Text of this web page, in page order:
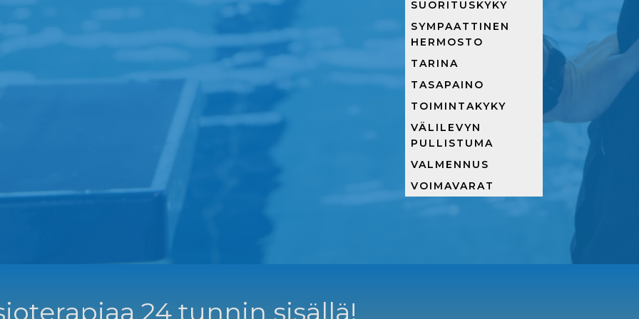
SUORITUSKYKY
SYMPAATTINEN
HERMOSTO
TARINA
TASAPAINO
TOIMINTAKYKY
VÄLILEVYN
PULLISTUMA
VALMENNUS
VOIMAVARAT
24 tunnin sisällä!